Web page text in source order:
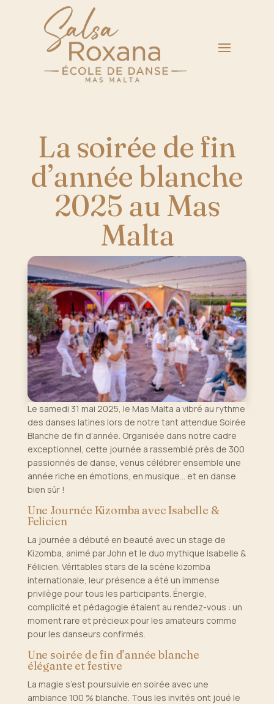
La soirée de fin
d’année blanche
2025 au Mas
Malta
Le samedi 31 mai 2025, le Mas Malta a vibré au rythme
des danses latines lors de notre tant attendue Soirée
Blanche de fin d’année. Organisée dans notre cadre
exceptionnel, cette journée a rassemblé près de 300
passionnés de danse, venus célébrer ensemble une
année riche en émotions, en musique… et en danse
bien sûr !
Une Journée Kizomba avec Isabelle &
Felicien
La journée a débuté en beauté avec un stage de
Kizomba, animé par John et le duo mythique Isabelle &
Félicien. Véritables stars de la scène kizomba
internationale, leur présence a été un immense
privilège pour tous les participants. Énergie,
complicité et pédagogie étaient au rendez-vous : un
moment rare et précieux pour les amateurs comme
pour les danseurs confirmés.
Une soirée de fin d’année blanche
élégante et festive
La magie s’est poursuivie en soirée avec une
ambiance 100 % blanche. Tous les invités ont joué le